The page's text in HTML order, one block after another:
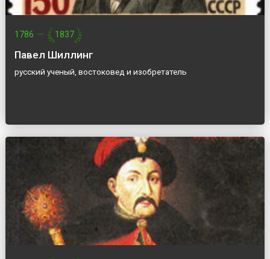
1786 — 1837
Павел Шиллинг
русский ученый, востоковед и изобретатель